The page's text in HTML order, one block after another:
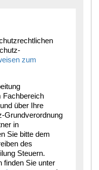
zum
Fachbereich
über Ihre
Grundverordnung
in
Sie bitte dem
des
Steuern.
finden Sie unter